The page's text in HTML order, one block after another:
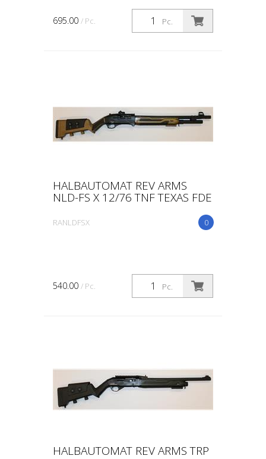
Pc.
695.00 / Pc.
HALBAUTOMAT REV ARMS
NLD-FS X 12/76 TNF TEXAS FDE
0
RANLDFSX
Pc.
540.00 / Pc.
HALBAUTOMAT REV ARMS TRP